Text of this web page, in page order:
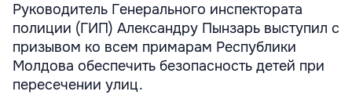
Руководитель Генерального инспектората
полиции (ГИП) Александру Пынзарь выступил с
призывом ко всем примарам Республики
Молдова обеспечить безопасность детей при
пересечении улиц.